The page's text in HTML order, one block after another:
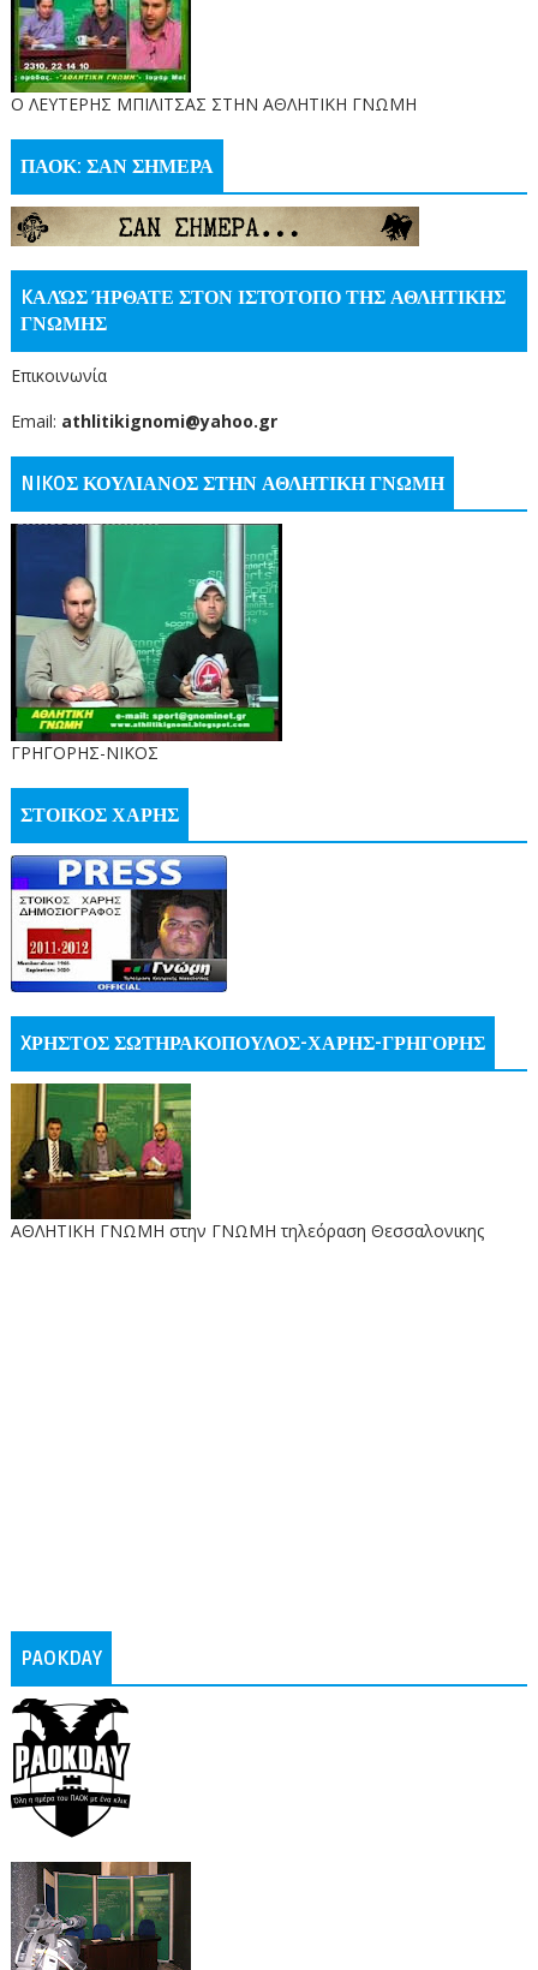
O ΛΕΥΤΕΡΗΣ ΜΠΙΛΙΤΣΑΣ ΣΤΗΝ ΑΘΛΗΤΙΚΗ ΓΝΩΜΗ
ΠΑΟΚ: ΣΑΝ ΣΗΜΕΡΑ
KΑΛΏΣ ΉΡΘΑΤΕ ΣΤΟΝ ΙΣΤΌΤΟΠΟ ΤΗΣ ΑΘΛΗΤΙΚΗΣ
ΓΝΩΜΗΣ
Επικοινωνία
Email: athlitikignomi@yahoo.gr
NIKOΣ ΚΟΥΛΙΑΝΟΣ ΣΤΗΝ ΑΘΛΗΤΙΚΗ ΓΝΩΜΗ
ΓΡΗΓΟΡΗΣ-ΝΙΚΟΣ
ΣΤΟΙΚΟΣ ΧΑΡΗΣ
XΡΗΣΤΟΣ ΣΩΤΗΡΑΚΟΠΟΥΛΟΣ-ΧΑΡΗΣ-ΓΡΗΓΟΡΗΣ
ΑΘΛΗΤΙΚΗ ΓΝΩΜΗ στην ΓΝΩΜΗ τηλεόραση Θεσσαλονικης
PAOKDAY